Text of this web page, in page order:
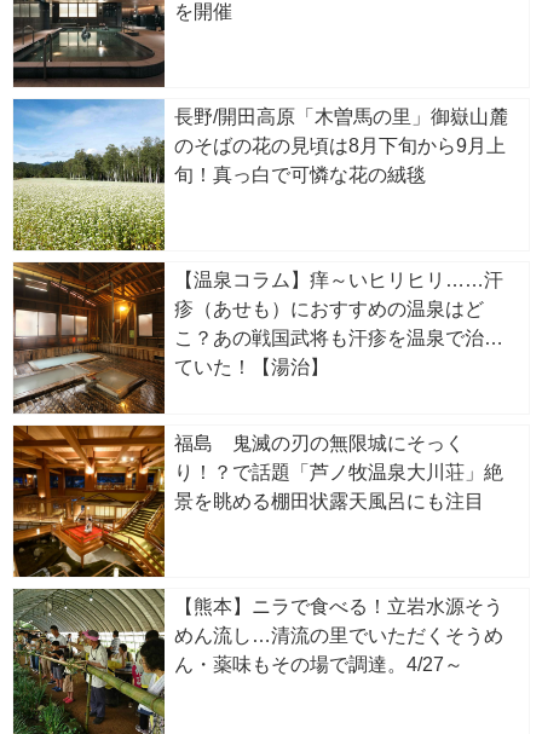
を開催
長野/開田高原「木曽馬の里」御嶽山麓
のそばの花の見頃は8月下旬から9月上
旬！真っ白で可憐な花の絨毯
【温泉コラム】痒～いヒリヒリ……汗
疹（あせも）におすすめの温泉はど
こ？あの戦国武将も汗疹を温泉で治し
ていた！【湯治】
福島 鬼滅の刃の無限城にそっく
り！？で話題「芦ノ牧温泉大川荘」絶
景を眺める棚田状露天風呂にも注目
【熊本】ニラで食べる！立岩水源そう
めん流し…清流の里でいただくそうめ
ん・薬味もその場で調達。4/27～